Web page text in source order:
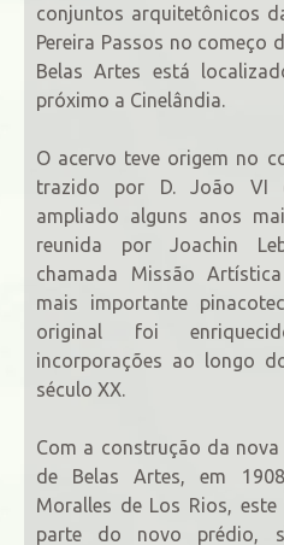
conjuntos arquitetônicos
Pereira Passos no começo
Belas Artes está
próximo a Cinelândia.
O acervo teve origem no
trazido por D. João VI
ampliado alguns anos
reunida por Joachin
chamada Missão
mais importante
original foi
incorporações ao longo
século XX.
Com a construção da
de Belas Artes, em
Moralles de Los Rios,
parte do novo prédio,